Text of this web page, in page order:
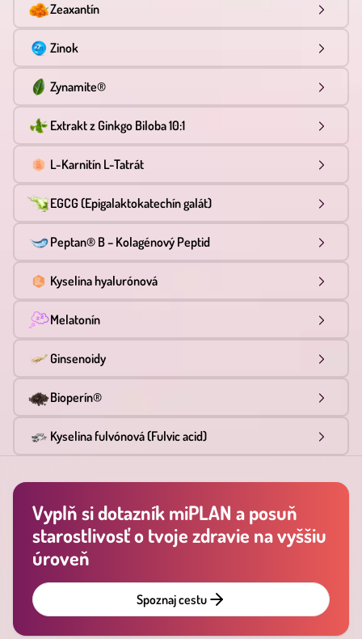
Zeaxantín
Zinok
Zynamite®
Extrakt z Ginkgo Biloba 10:1
L-Karnitín L-Tatrát
EGCG (Epigalaktokatechín galát)
Peptan® B – Kolagénový Peptid
Kyselina hyalurónová
Melatonín
Ginsenoidy
Bioperín®
Kyselina fulvónová (Fulvic acid)
Vyplň si dotazník miPLAN a posuň
starostlivosť o tvoje zdravie na vyššiu
úroveň
Spoznaj cestu